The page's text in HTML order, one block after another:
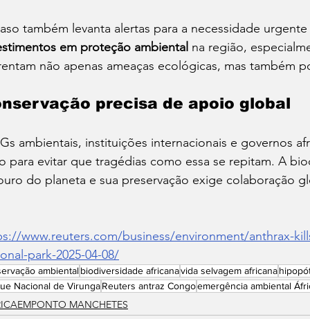
também levanta alertas para a necessidade
em proteção ambiental na região,
não apenas ameaças ecológicas, mas também
precisa de apoio global
ambientais, instituições internacionais e governos
para evitar que tragédias como essa se repitam. A
do planeta e sua preservação exige colaboração
www.reuters.com/business/environment/anthrax-
park-2025-04-08/
ambientalbiodiversidade africanavida selvagem africana
Nacional de VirungaReuters antraz Congoemergência ambiental
MANCHETES